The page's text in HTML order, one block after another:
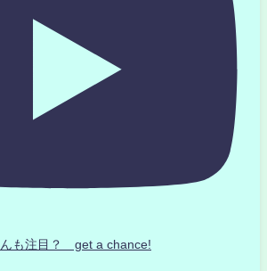
も注目？ get a chance!